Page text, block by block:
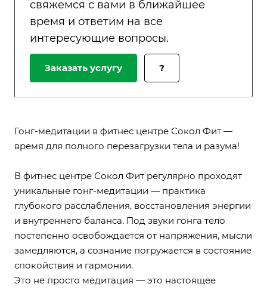
свяжемся с вами в ближайшее
время и ответим на все
интересующие вопросы.
Заказать услугу ?
Гонг-медитации в фитнес центре Сокол Фит —
время для полного перезагрузки тела и разума!
В фитнес центре Сокол Фит регулярно проходят
уникальные гонг-медитации — практика
глубокого расслабления, восстановления энергии
и внутреннего баланса. Под звуки гонга тело
постепенно освобождается от напряжения, мысли
замедляются, а сознание погружается в состояние
спокойствия и гармонии.
Это не просто медитация — это настоящее